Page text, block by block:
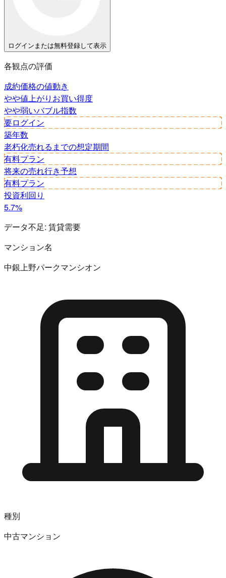
ログインまたは無料登録して表示
各観点の評価
成約価格の値動き
やや値上がり お買い得度
やや弱いバブル指数
要ログイン
築年数
老朽化売れるまでの想定期間
有料プラン
将来の売れ行き予想
有料プラン
投資利回り
5.7%
データ不足: 賃貸需要
マンション名
中銀上野パークマンシオン
種別
中古マンション